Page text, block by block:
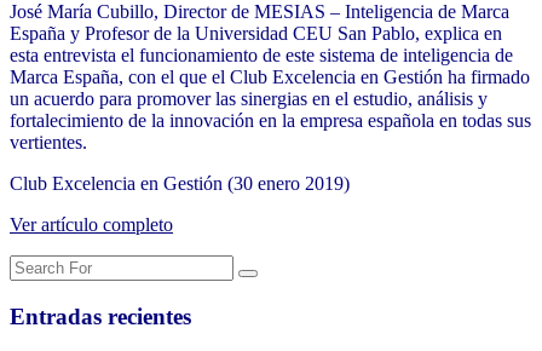
José María Cubillo, Director de MESIAS – Inteligencia de Marca
España y Profesor de la Universidad CEU San Pablo, explica en
esta entrevista el funcionamiento de este sistema de inteligencia de
Marca España, con el que el Club Excelencia en Gestión ha firmado
un acuerdo para promover las sinergias en el estudio, análisis y
fortalecimiento de la innovación en la empresa española en todas sus
vertientes.
Club Excelencia en Gestión (30 enero 2019)
Ver artículo completo
Entradas recientes